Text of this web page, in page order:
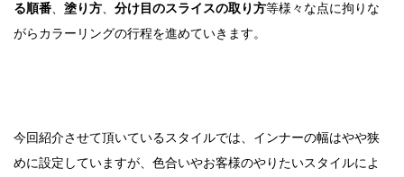
る順番
塗り方 分け目のスライスの取り方等様々な点に拘りな
がらカラーリングの行程を進めていきます。
今回紹介させて頂いているスタイルでは、インナーの幅はやや狭
めに設定していますが、色合いやお客様のやりたいスタイルによ